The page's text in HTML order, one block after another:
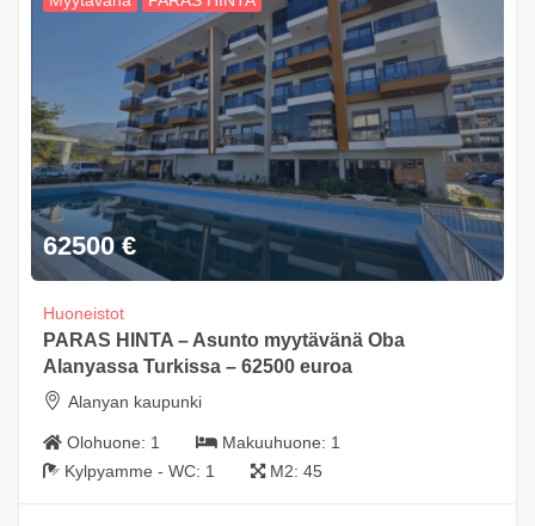
62500 €
Huoneistot
PARAS HINTA – Asunto myytävänä Oba
Alanyassa Turkissa – 62500 euroa
Alanyan kaupunki
Olohuone: 1 Makuuhuone: 1
Kylpyamme - WC: 1 M2: 45